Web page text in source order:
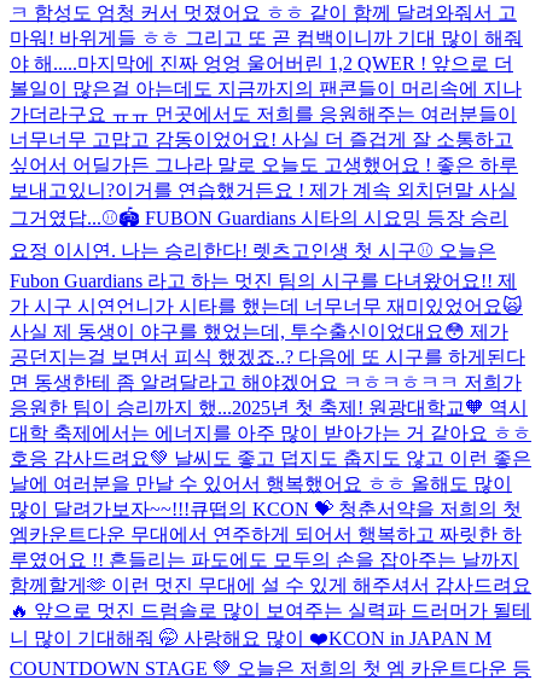
ㅋ 함성도 엄청 커서 멋졌어요 ㅎㅎ 같이 함께 달려와줘서 고
마워! 바위게들 ㅎㅎ 그리고 또 곧 컴백이니까 기대 많이 해줘
야 해.....마지막에 진짜 엉엉 울어버린 1,2 QWER ! 앞으로 더
볼일이 많은걸 아는데도 지금까지의 팬콘들이 머리속에 지나
가더라구요 ㅠㅠ 먼곳에서도 저희를 응원해주는 여러분들이
너무너무 고맙고 감동이었어요! 사실 더 즐겁게 잘 소통하고
싶어서 어딜가든 그나라 말로 오늘도 고생했어요 ! 좋은 하루
보내고있니?이거를 연습했거든요 ! 제가 계속 외치던말 사실
그거였답...⚾️🏟️ FUBON Guardians 시타의 시요밍 등장 승리
요정 이시연. 나는 승리한다! 렛츠고인생 첫 시구⚾️ 오늘은
Fubon Guardians 라고 하는 멋진 팀의 시구를 다녀왔어요!! 제
가 시구 시연언니가 시타를 했는데 너무너무 재미있었어요🙀
사실 제 동생이 야구를 했었는데, 투수출신이었대요😳 제가
공던지는걸 보면서 피식 했겠죠..? 다음에 또 시구를 하게된다
면 동생한테 좀 알려달라고 해야겠어요 ㅋㅎㅋㅎㅋㅋ 저희가
응원한 팀이 승리까지 했...2025년 첫 축제! 원광대학교🧡 역시
대학 축제에서는 에너지를 아주 많이 받아가는 거 같아요 ㅎㅎ
호응 감사드려요💚 날씨도 좋고 덥지도 춥지도 않고 이런 좋은
날에 여러분을 만날 수 있어서 행복했어요 ㅎㅎ 올해도 많이
많이 달려가보자~~!!!큐떱의 KCON 💝 청춘서약을 저희의 첫
엠카운트다운 무대에서 연주하게 되어서 행복하고 짜릿한 하
루였어요 !! 흔들리는 파도에도 모두의 손을 잡아주는 날까지
함께할게🫶 이런 멋진 무대에 설 수 있게 해주셔서 감사드려요
🔥 앞으로 멋진 드럼솔로 많이 보여주는 실력파 드러머가 될테
니 많이 기대해줘 🤭 사랑해요 많이 ❤️KCON in JAPAN M
COUNTDOWN STAGE 💚 오늘은 저희의 첫 엠 카운트다운 등